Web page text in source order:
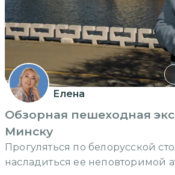
Елена
Обзорная пешеходная
Минску
Прогуляться по белорусской
насладиться ее неповторимой